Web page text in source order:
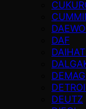
DAF
DEMAG
DEUTZ